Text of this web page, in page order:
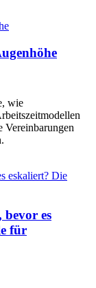
wie
Vereinbarungen
bevor es
für